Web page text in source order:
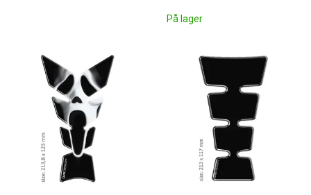
På lager